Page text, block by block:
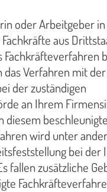
oder Arbeitgeber
aus
Fachkräfteverfahren
das Verfahren mit
der zuständigen
an Ihrem
diesem
wird unter
bei der
fallen zusätzliche